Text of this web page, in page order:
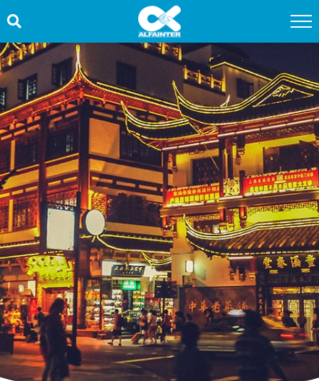
HOME
PROMOÇÕES
QUEM SOMOS
SERVIÇOS
INFORMAÇÕES ÚTEIS
CONTATO
TRABALHE CONOSCO
OUVIDORIA